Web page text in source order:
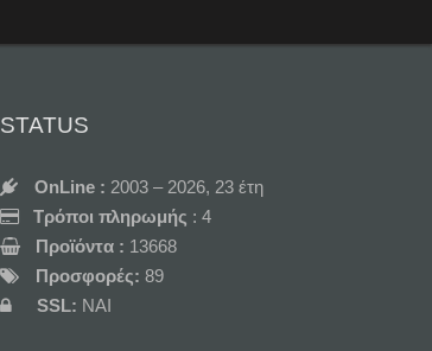
STATUS
OnLine : 2003 – 2026, 23 έτη
Τρόποι πληρωμής : 4
Προϊόντα : 13668
Προσφορές: 89
SSL: NAI